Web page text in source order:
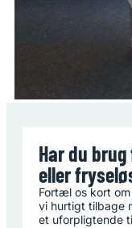
Har du
eller
Fortæl os kort
vi hurtigt tilbage
et uforpligtende